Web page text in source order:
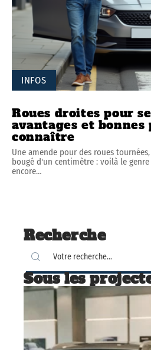
INFOS
Roues droites pour
avantages et bonnes
connaître
Une amende pour des roues
bougé d'un centimètre : voilà le
encore…
Recherche
Sous les